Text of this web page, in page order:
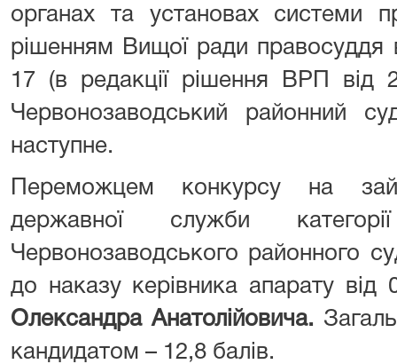
органах та установах системи
рішенням Вищої ради
17 (в редакції рішення ВРП від
Червонозаводський районний
наступне.
Переможцем конкурсу на
державної служби
Червонозаводського районного
до наказу керівника апарату
Олександра Анатолійовича.
кандидатом – 12,8 балів.